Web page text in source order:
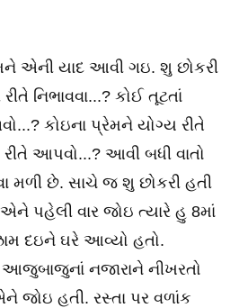
એની યાદ આવી ગઇ. શુ છોકરી
નિભાવવા...? કોઈ તૂટતાં
કોઇના પ્રેમને યોગ્ય રીતે
આપવો...? આવી બધી વાતો
મળી છે. સાચે જ શુ છોકરી હતી
પહેલી વાર જોઇ ત્યારે હુ 8માં
દઇને ઘરે આવ્યો હતો.
આજુબાજુનાં નજારાને નીખરતો
જોઇ હતી. રસ્તા પર વળાંક